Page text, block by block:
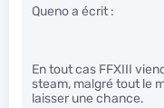
Queno a écrit :
En tout cas FFXIII
steam, malgré tout le
laisser une chance.